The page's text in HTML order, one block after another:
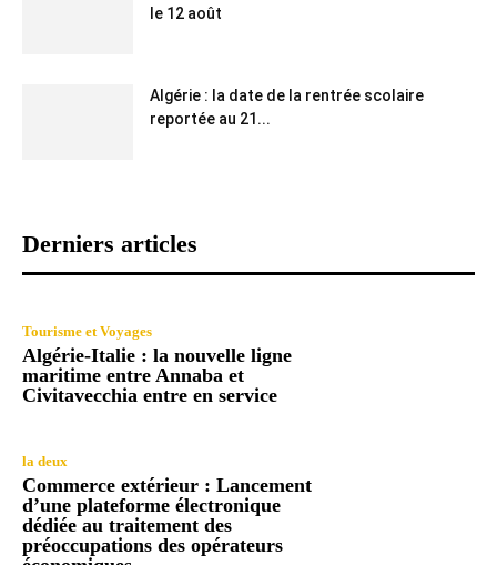
le 12 août
Algérie : la date de la rentrée scolaire
reportée au 21...
Derniers articles
Tourisme et Voyages
Algérie-Italie : la nouvelle ligne
maritime entre Annaba et
Civitavecchia entre en service
la deux
Commerce extérieur : Lancement
d’une plateforme électronique
dédiée au traitement des
préoccupations des opérateurs